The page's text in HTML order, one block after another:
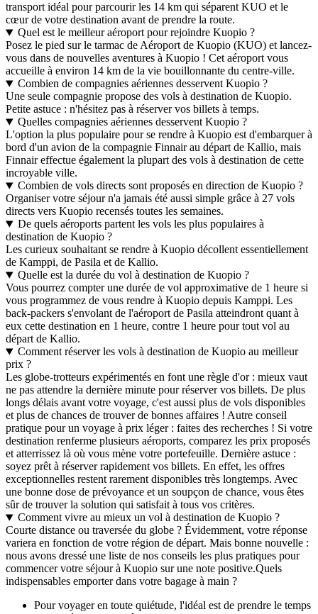
transport idéal pour parcourir les 14 km qui séparent KUO et le
cœur de votre destination avant de prendre la route.
Quel est le meilleur aéroport pour rejoindre Kuopio ?
Posez le pied sur le tarmac de Aéroport de Kuopio (KUO) et lancez-
vous dans de nouvelles aventures à Kuopio ! Cet aéroport vous
accueille à environ 14 km de la vie bouillonnante du centre-ville.
Combien de compagnies aériennes desservent Kuopio ?
Une seule compagnie propose des vols à destination de Kuopio.
Petite astuce : n'hésitez pas à réserver vos billets à temps.
Quelles compagnies aériennes desservent Kuopio ?
L'option la plus populaire pour se rendre à Kuopio est d'embarquer à
bord d'un avion de la compagnie Finnair au départ de Kallio, mais
Finnair effectue également la plupart des vols à destination de cette
incroyable ville.
Combien de vols directs sont proposés en direction de Kuopio ?
Organiser votre séjour n'a jamais été aussi simple grâce à 27 vols
directs vers Kuopio recensés toutes les semaines.
De quels aéroports partent les vols les plus populaires à
destination de Kuopio ?
Les curieux souhaitant se rendre à Kuopio décollent essentiellement
de Kamppi, de Pasila et de Kallio.
Quelle est la durée du vol à destination de Kuopio ?
Vous pourrez compter une durée de vol approximative de 1 heure si
vous programmez de vous rendre à Kuopio depuis Kamppi. Les
back-packers s'envolant de l'aéroport de Pasila atteindront quant à
eux cette destination en 1 heure, contre 1 heure pour tout vol au
départ de Kallio.
Comment réserver les vols à destination de Kuopio au meilleur
prix ?
Les globe-trotteurs expérimentés en font une règle d'or : mieux vaut
ne pas attendre la dernière minute pour réserver vos billets. De plus
longs délais avant votre voyage, c'est aussi plus de vols disponibles
et plus de chances de trouver de bonnes affaires ! Autre conseil
pratique pour un voyage à prix léger : faites des recherches ! Si votre
destination renferme plusieurs aéroports, comparez les prix proposés
et atterrissez là où vous mène votre portefeuille. Dernière astuce :
soyez prêt à réserver rapidement vos billets. En effet, les offres
exceptionnelles restent rarement disponibles très longtemps. Avec
une bonne dose de prévoyance et un soupçon de chance, vous êtes
sûr de trouver la solution qui satisfait à tous vos critères.
Comment vivre au mieux un vol à destination de Kuopio ?
Courte distance ou traversée du globe ? Évidemment, votre réponse
variera en fonction de votre région de départ. Mais bonne nouvelle :
nous avons dressé une liste de nos conseils les plus pratiques pour
commencer votre séjour à Kuopio sur une note positive.Quels
indispensables emporter dans votre bagage à main ?
Pour voyager en toute quiétude, l'idéal est de prendre le temps